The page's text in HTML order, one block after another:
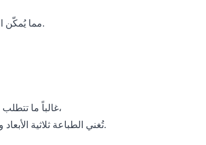
مما يُمكّن المصنّعين من ابتكار أجزاء معقدة وخفيفة الوزن وقوية لا تستطيع الطرق التقليدية تحقيقها بسهولة.
غالباً ما تتطلب الطرق التقليدية لتصنيع الأجزاء الكبيرة قوالب وأدوات وعمالة باهظة الثمن. على النقيض من ذلك،
تُغني الطباعة ثلاثية الأبعاد واسعة النطاق عن الحاجة إلى العديد من هذه التكاليف. لا يحتاج المصنّعون إلا إلى التصميم الرقمي.